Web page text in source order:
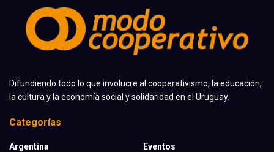
Difundiendo todo lo que involucre al cooperativismo, la educación,
la cultura y la economía social y solidaridad en el Uruguay.
Categorías
Argentina
Eventos